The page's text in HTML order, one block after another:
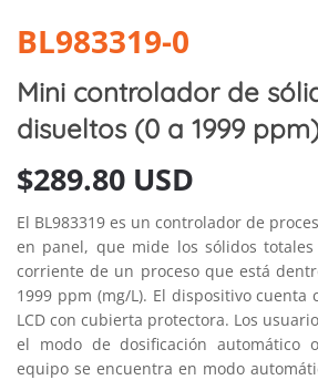
BL983319-0
Mini controlador de
disueltos (0 a 1999
$289.80 USD
El BL983319 es un controlador de
en panel, que mide los sólidos totales
corriente de un proceso que está
1999 ppm (mg/L). El dispositivo
LCD con cubierta protectora. Los
el modo de dosificación automático
equipo se encuentra en modo